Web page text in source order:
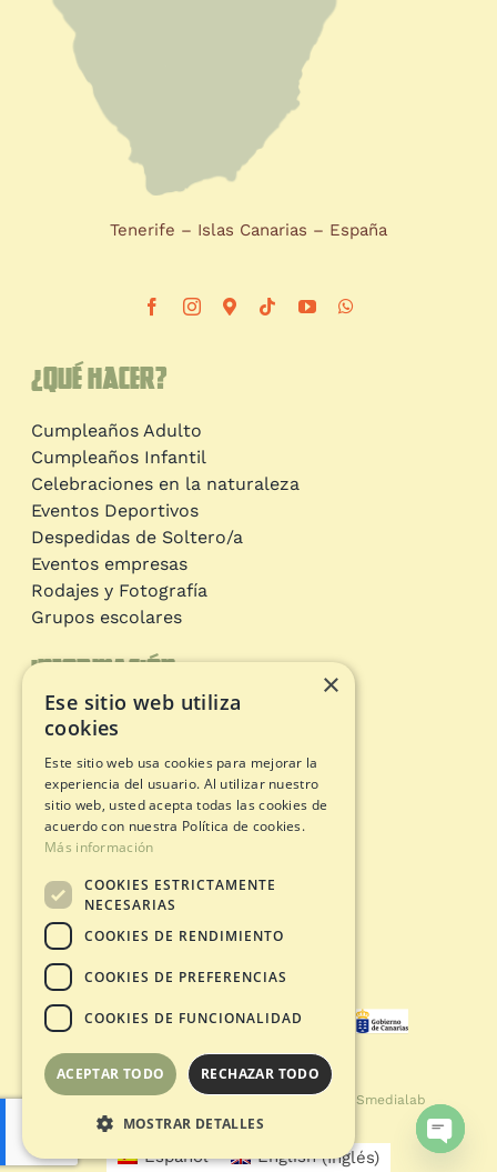
Información
Circuitos de aventura
Estado apertura
Documentos legales
Avíso Legal
Política de Cookies
Condiciones de Compra
Tenerife – Islas Canarias – España
¿Qué hacer?
Cumpleaños Adulto
Cumpleaños Infantil
Celebraciones en la naturaleza
Eventos Deportivos
Despedidas de Soltero/a
Eventos empresas
Rodajes y Fotografía
Grupos escolares
© Copyright 2021 - 2026 | Desarrollado por Smedialab
Español English(Inglés)
×
Ese sitio web utiliza
cookies
Este sitio web usa cookies para mejorar la
experiencia del usuario. Al utilizar nuestro
sitio web, usted acepta todas las cookies de
acuerdo con nuestra Política de cookies.
Más información
COOKIES ESTRICTAMENTE
NECESARIAS
COOKIES DE RENDIMIENTO
COOKIES DE PREFERENCIAS
COOKIES DE FUNCIONALIDAD
ACEPTAR TODO RECHAZAR TODO
MOSTRAR DETALLES